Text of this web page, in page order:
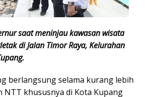
saat meninjau kawasan wisata
di Jalan Timor Raya, Kelurahan
berlangsung selama kurang lebih
NTT khususnya di Kota Kupang